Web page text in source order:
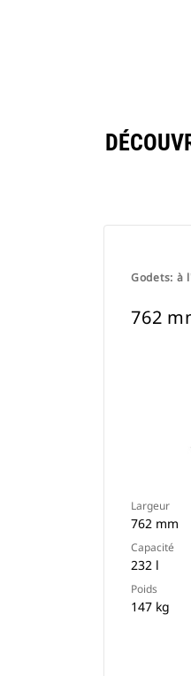
Godets: à
762
Largeur
762 mm
Capacité
232 l
Poids
147 kg